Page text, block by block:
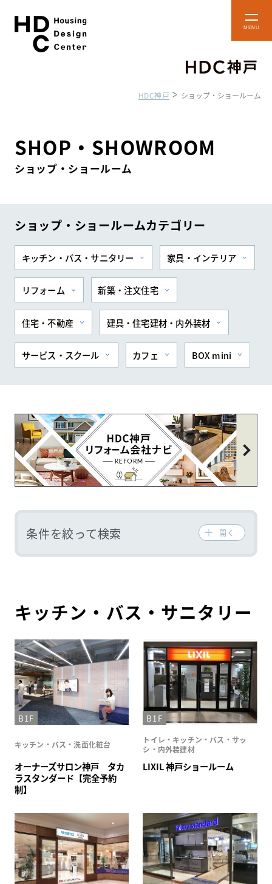
メ
を
閉
本
文
HDC HDC神戸
ウェルビーみのお
HDC BOX
HDCジャーナル
HDC
インフォーメーション
ショップ・
ショールームニュース
住まいの
相談サービス
リフォーム
会社ナビ
住まいのコラム
HDC BOX
貸し施設のご案内
HDC神戸 ショップ・ショールーム
SHOP・SHOWROOM
ショップ・ショールーム
ショップ・ショールームカテゴリー
キッチン・バス・サニタリー 家具・インテリア
リフォーム 新築・注文住宅
住宅・不動産 建具・住宅建材・内外装材
サービス・スクール カフェ BOX mini
条件を絞って検索 開く
キッチン・バス・サニタリー
キッチン・バス・洗面化粧台
オーナーズサロン神戸 タカ
ラスタンダード【完全予約
制】
B1F
トイレ・キッチン・バス・サッ
シ・内外装建材
LIXIL 神戸ショールーム
B1F